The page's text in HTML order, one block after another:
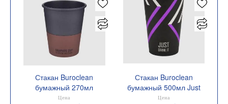
Стакан Buroclean
бумажный 270мл
GRAPHITE CUP 50штук
Цена
Стакан Buroclean
бумажный 500мл Just
Drink 50штук 1080062
Цена